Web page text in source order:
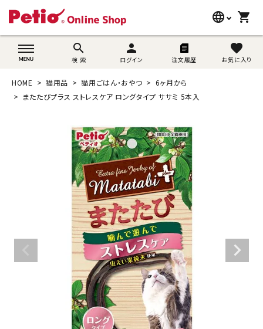
language
wovn-lang-name
shopping_cart
search
検 索
person
ログイン 注文履歴
favorite
お気に入り
search
猫用品
ブランド別に探す
目的別に探す
ご利用案内
ACCOUNT MENU
ようこそ ゲスト 様
person 新規会員登録
HOME 猫用品 猫用ごはん・おやつ
6ヶ月から
またたびプラス ストレスケア ロングタイプ ササミ 5本入